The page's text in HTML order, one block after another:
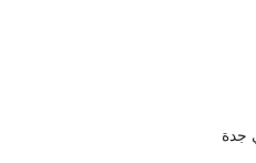
جدة